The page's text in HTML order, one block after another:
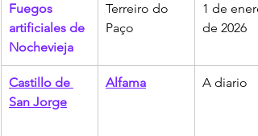
Fuegos
artificiales de
Nochevieja
Terreiro do
Paço
1 de
de 2026
Castillo de
San Jorge
Alfama A diario